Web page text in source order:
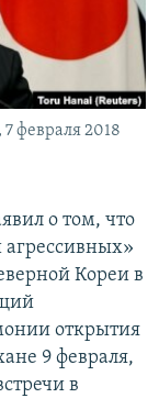
февраля 2018
о том, что
Кореи в
открытия
9 февраля,
в